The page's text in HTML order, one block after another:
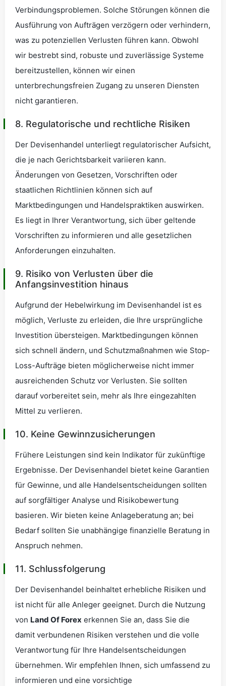
Verbindungsproblemen. Solche Störungen können die
Ausführung von Aufträgen verzögern oder verhindern,
was zu potenziellen Verlusten führen kann. Obwohl
wir bestrebt sind, robuste und zuverlässige Systeme
bereitzustellen, können wir einen
unterbrechungsfreien Zugang zu unseren Diensten
nicht garantieren.
8. Regulatorische und rechtliche Risiken
Der Devisenhandel unterliegt regulatorischer Aufsicht,
die je nach Gerichtsbarkeit variieren kann.
Änderungen von Gesetzen, Vorschriften oder
staatlichen Richtlinien können sich auf
Marktbedingungen und Handelspraktiken auswirken.
Es liegt in Ihrer Verantwortung, sich über geltende
Vorschriften zu informieren und alle gesetzlichen
Anforderungen einzuhalten.
9. Risiko von Verlusten über die
Anfangsinvestition hinaus
Aufgrund der Hebelwirkung im Devisenhandel ist es
möglich, Verluste zu erleiden, die Ihre ursprüngliche
Investition übersteigen. Marktbedingungen können
sich schnell ändern, und Schutzmaßnahmen wie Stop-
Loss-Aufträge bieten möglicherweise nicht immer
ausreichenden Schutz vor Verlusten. Sie sollten
darauf vorbereitet sein, mehr als Ihre eingezahlten
Mittel zu verlieren.
10. Keine Gewinnzusicherungen
Frühere Leistungen sind kein Indikator für zukünftige
Ergebnisse. Der Devisenhandel bietet keine Garantien
für Gewinne, und alle Handelsentscheidungen sollten
auf sorgfältiger Analyse und Risikobewertung
basieren. Wir bieten keine Anlageberatung an; bei
Bedarf sollten Sie unabhängige finanzielle Beratung in
Anspruch nehmen.
11. Schlussfolgerung
Der Devisenhandel beinhaltet erhebliche Risiken und
ist nicht für alle Anleger geeignet. Durch die Nutzung
von Land Of Forex erkennen Sie an, dass Sie die
damit verbundenen Risiken verstehen und die volle
Verantwortung für Ihre Handelsentscheidungen
übernehmen. Wir empfehlen Ihnen, sich umfassend zu
informieren und eine vorsichtige